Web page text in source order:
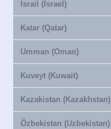
İsrail (Israel)
Katar (Qatar)
Umman (Oman)
Kuveyt (Kuwait)
Kazakistan (Kazakhstan)
Özbekistan (Uzbekistan)